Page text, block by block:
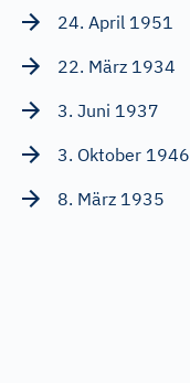
24. April 1951
22. März 1934
3. Juni 1937
3. Oktober 1946
8. März 1935